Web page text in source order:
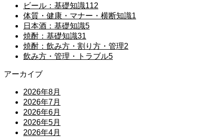
ビール：基礎知識112
体質・健康・マナー・横断知識1
日本酒：基礎知識5
焼酎：基礎知識31
焼酎：飲み方・割り方・管理2
飲み方・管理・トラブル5
アーカイブ
2026年8月
2026年7月
2026年6月
2026年5月
2026年4月